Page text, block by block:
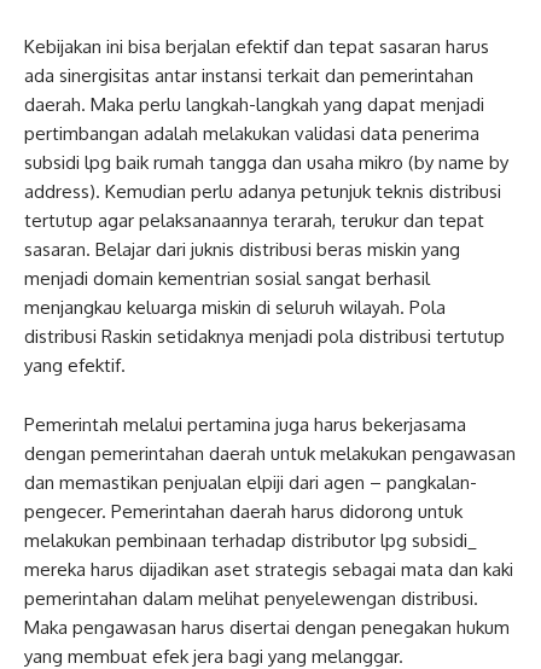
Kebijakan ini bisa berjalan efektif dan tepat sasaran harus
ada sinergisitas antar instansi terkait dan pemerintahan
daerah. Maka perlu langkah-langkah yang dapat menjadi
pertimbangan adalah melakukan validasi data penerima
subsidi lpg baik rumah tangga dan usaha mikro (by name by
address). Kemudian perlu adanya petunjuk teknis distribusi
tertutup agar pelaksanaannya terarah, terukur dan tepat
sasaran. Belajar dari juknis distribusi beras miskin yang
menjadi domain kementrian sosial sangat berhasil
menjangkau keluarga miskin di seluruh wilayah. Pola
distribusi Raskin setidaknya menjadi pola distribusi tertutup
yang efektif.
Pemerintah melalui pertamina juga harus bekerjasama
dengan pemerintahan daerah untuk melakukan pengawasan
dan memastikan penjualan elpiji dari agen – pangkalan-
pengecer. Pemerintahan daerah harus didorong untuk
melakukan pembinaan terhadap distributor lpg subsidi_
mereka harus dijadikan aset strategis sebagai mata dan kaki
pemerintahan dalam melihat penyelewengan distribusi.
Maka pengawasan harus disertai dengan penegakan hukum
yang membuat efek jera bagi yang melanggar.